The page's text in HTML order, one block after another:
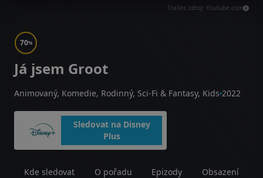
Trailer, zdroj: Youtube.com
70%
Já jsem Groot
Animovaný, Komedie, Rodinný, Sci-Fi & Fantasy, Kids 2022
Sledovat na Disney
Plus
Kde sledovat O pořadu Epizody Obsazení